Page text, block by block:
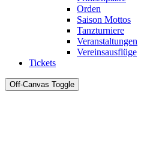
Orden
Saison Mottos
Tanzturniere
Veranstaltungen
Vereinsausflüge
Tickets
Off-Canvas Toggle